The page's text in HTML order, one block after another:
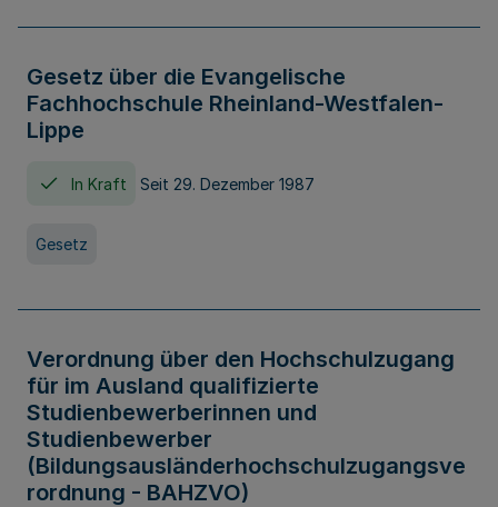
Gesetz über die Evangelische
Fachhochschule Rheinland-Westfalen-
Lippe
In Kraft Seit 29. Dezember 1987
Gesetz
Verordnung über den Hochschulzugang
für im Ausland qualifizierte
Studienbewerberinnen und
Studienbewerber
(Bildungsausländerhochschulzugangsve
rordnung - BAHZVO)